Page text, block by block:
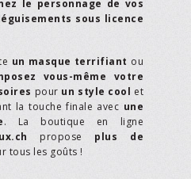
le personnage de vos
sous licence
un masque terrifiant ou
vous-même votre
pour un style cool et
la touche finale avec une
. La boutique en ligne
propose plus de
tous les goûts !